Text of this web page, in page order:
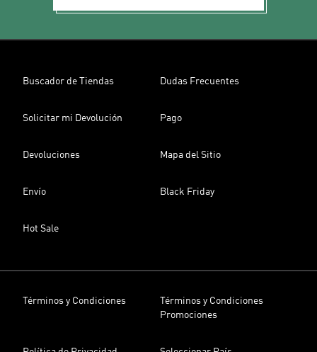
Buscador de Tiendas Dudas Frecuentes
Solicitar mi Devolución Pago
Devoluciones Mapa del Sitio
Envío Black Friday
Hot Sale
Términos y Condiciones
Términos y Condiciones
Promociones